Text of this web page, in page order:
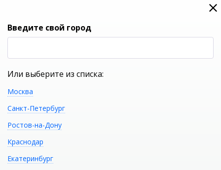
0
Введите свой город
Или выберите из списка:
Москва
Санкт-Петербург
Ростов-на-Дону
Краснодар
Екатеринбург